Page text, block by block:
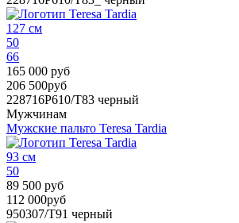
127 см
50
66
165 000 руб
206 500руб
228716P610/T83 черный
Мужчинам
Мужские пальто Teresa Tardia
93 см
50
89 500 руб
112 000руб
950307/T91 черный